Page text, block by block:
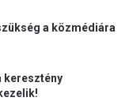
a közmédiára
keresztény